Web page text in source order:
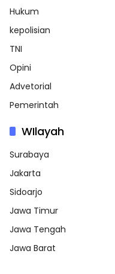
Hukum
kepolisian
TNI
Opini
Advetorial
Pemerintah
WIlayah
Surabaya
Jakarta
Sidoarjo
Jawa Timur
Jawa Tengah
Jawa Barat